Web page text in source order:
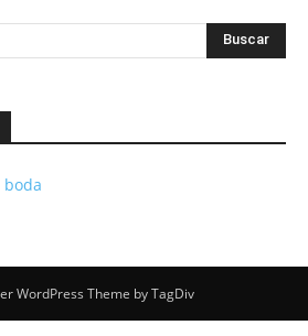
WordPress Theme by TagDiv